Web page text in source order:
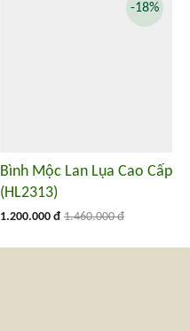
Bình Mộc Lan Lụa Cao Cấp
(HL2313)
1.200.000 đ 1.460.000 đ
-18%